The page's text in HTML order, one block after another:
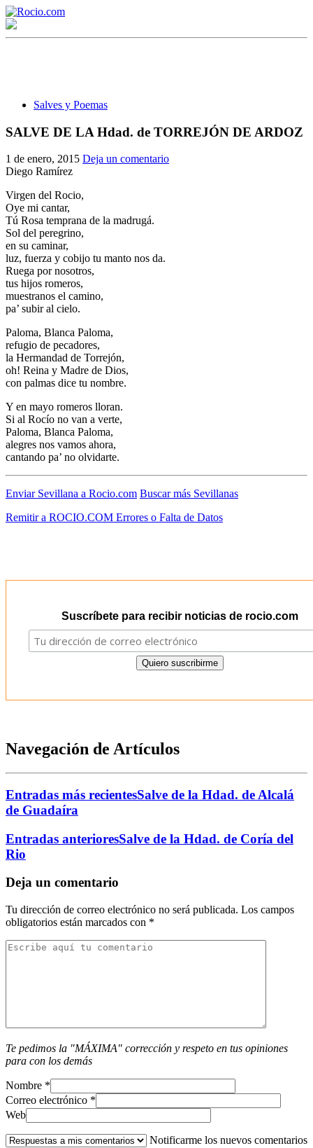
Salves y Poemas
SALVE DE LA Hdad. de TORREJÓN DE ARDOZ
1 de enero, 2015 Deja un comentario
Diego Ramírez
Virgen del Rocio,
Oye mi cantar,
Tú Rosa temprana de la madrugá.
Sol del peregrino,
en su caminar,
luz, fuerza y cobijo tu manto nos da.
Ruega por nosotros,
tus hijos romeros,
muestranos el camino,
pa’ subir al cielo.
Paloma, Blanca Paloma,
refugio de pecadores,
la Hermandad de Torrejón,
oh! Reina y Madre de Dios,
con palmas dice tu nombre.
Y en mayo romeros lloran.
Si al Rocío no van a verte,
Paloma, Blanca Paloma,
alegres nos vamos ahora,
cantando pa’ no olvidarte.
Enviar Sevillana a Rocio.com Buscar más Sevillanas
Remitir a ROCIO.COM Errores o Falta de Datos
Suscríbete para recibir noticias de rocio.com
Navegación de Artículos
Entradas más recientesSalve de la Hdad. de Alcalá
de Guadaíra
Entradas anterioresSalve de la Hdad. de Coría del
Rio
Deja un comentario
Tu dirección de correo electrónico no será publicada. Los campos
obligatorios están marcados con *
Te pedimos la "MÁXIMA" corrección y respeto en tus opiniones
para con los demás
Nombre *
Correo electrónico *
Web
Notificarme los nuevos comentarios
¡Bienvenido! Soy el asistente virtual de rocio.com.
Historia de la Virgen del Rocío
¿Cuándo es la romería del Rocío?
¿Cuántas hermandades participan en la romería?
¿Cuándo se construyó la primera ermita?
El traslado cada siete años
¿Cuales son los actos principales que se celebran en el
Quiero hacer el camino,¿que tengo que hacer?
En el Rocío, ¿dónde me alojo?